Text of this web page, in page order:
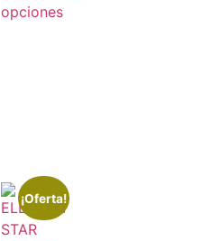
opciones
¡Oferta!